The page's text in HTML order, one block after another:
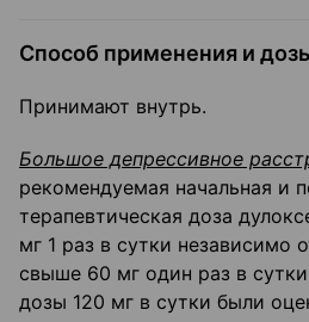
Способ применения и
Принимают внутрь.
Большое депрессивное
рекомендуемая начальная и
терапевтическая доза
мг 1 раз в сутки
свыше 60 мг один раз в
дозы 120 мг в сутки были